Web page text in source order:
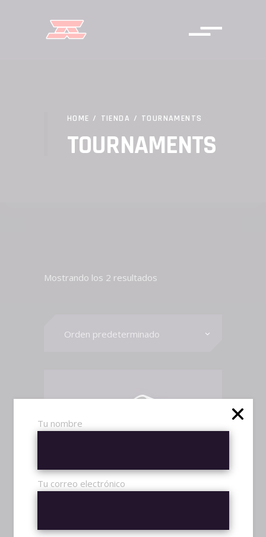
Tu nombre
Tu correo electrónico
HOME/TIENDA/TOURNAMENTS
TOURNAMENTS
Mostrando los 2 resultados
Orden predeterminado